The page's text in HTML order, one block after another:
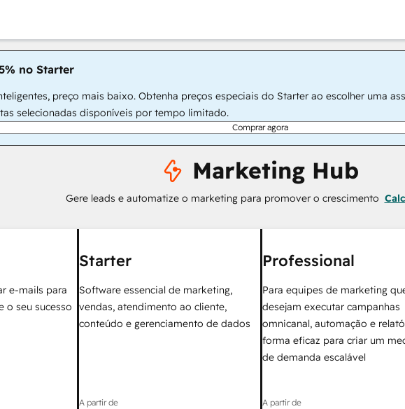
no Starter
preço mais baixo. Obtenha preços especiais do Starter ao escolher uma
selecionadas disponíveis por tempo limitado.
Comprar agora
Marketing Hub
Gere leads e automatize o marketing para promover o crescimento
e-mails para
o seu sucesso
Starter
Software essencial de marketing,
vendas, atendimento ao cliente,
conteúdo e gerenciamento de dados
A partir de
Professional
Para equipes de marketing
desejam executar campanhas
omnicanal, automação e
forma eficaz para criar um
de demanda escalável
A partir de